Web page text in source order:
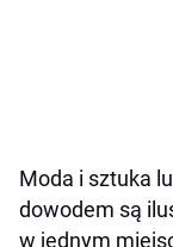
Moda i sztuka
dowodem są
w jednym